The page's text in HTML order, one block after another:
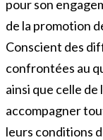
pour son
de la promotion
Conscient des
confrontées au
ainsi que celle
accompagner
leurs conditions